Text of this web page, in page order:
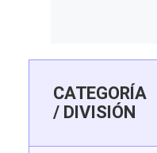
CATEGORÍA
/ DIVISIÓN